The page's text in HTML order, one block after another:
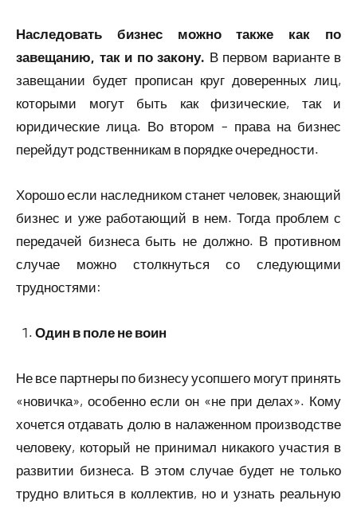
Наследовать бизнес можно также как по
завещанию, так и по закону. В первом варианте в
завещании будет прописан круг доверенных лиц,
которыми могут быть как физические, так и
юридические лица. Во втором – права на бизнес
перейдут родственникам в порядке очередности.
Хорошо если наследником станет человек, знающий
бизнес и уже работающий в нем. Тогда проблем с
передачей бизнеса быть не должно. В противном
случае можно столкнуться со следующими
трудностями:
Один в поле не воин
Не все партнеры по бизнесу усопшего могут принять
«новичка», особенно если он «не при делах». Кому
хочется отдавать долю в налаженном производстве
человеку, который не принимал никакого участия в
развитии бизнеса. В этом случае будет не только
трудно влиться в коллектив, но и узнать реальную